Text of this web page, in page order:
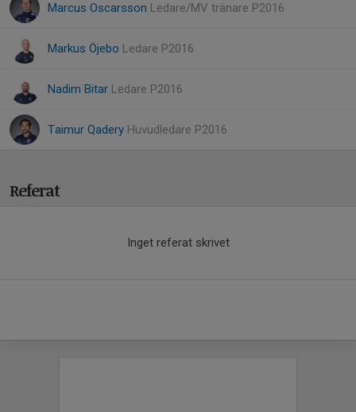
Marcus Oscarsson Ledare/MV tränare P2016
Markus Öjebo Ledare P2016
Nadim Bitar Ledare P2016
Taimur Qadery Huvudledare P2016
Referat
Inget referat skrivet